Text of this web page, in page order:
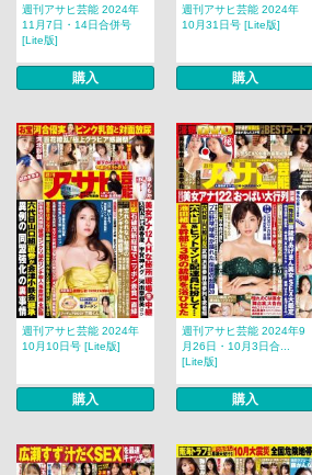
週刊アサヒ芸能 2024年
11月7日・14日合併号
[Lite版]
購入
週刊アサヒ芸能 2024年
10月31日号 [Lite版]
購入
週刊アサヒ芸能 2024年
10月10日号 [Lite版]
購入
週刊アサヒ芸能 2024年9
月26日・10月3日合...
[Lite版]
購入